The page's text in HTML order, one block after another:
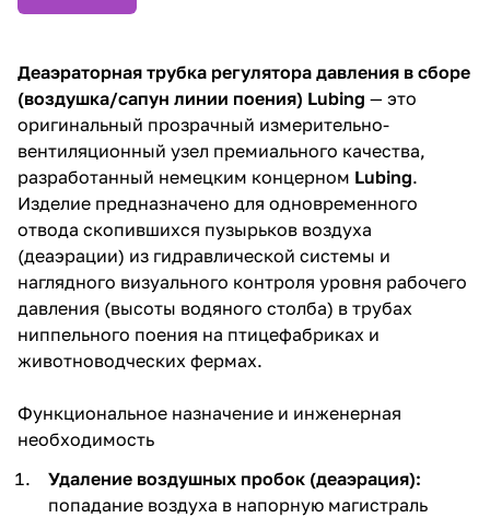
Деаэраторная трубка регулятора давления в сборе
(воздушка/сапун линии поения) Lubing — это
оригинальный прозрачный измерительно-
вентиляционный узел премиального качества,
разработанный немецким концерном Lubing.
Изделие предназначено для одновременного
отвода скопившихся пузырьков воздуха
(деаэрации) из гидравлической системы и
наглядного визуального контроля уровня рабочего
давления (высоты водяного столба) в трубах
ниппельного поения на птицефабриках и
животноводческих фермах.
Функциональное назначение и инженерная
необходимость
Удаление воздушных пробок (деаэрация):
попадание воздуха в напорную магистраль